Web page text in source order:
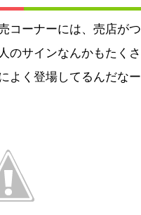
コーナーには、売店が
のサインなんかもたく
よく登場してるんだなー